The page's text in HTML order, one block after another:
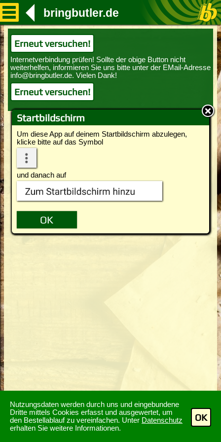
Nutzungsdaten werden durch uns und eingebundene
Dritte mittels Cookies erfasst und ausgewertet, um
den Bestellablauf zu vereinfachen. Unter Datenschutz
erhalten Sie weitere Informationen.
OK
Startbildschirm
Um diese App auf deinem Startbildschirm abzulegen,
klicke bitte auf das Symbol
und danach auf
bringbutler.de
Erneut versuchen!
Erneut versuchen!